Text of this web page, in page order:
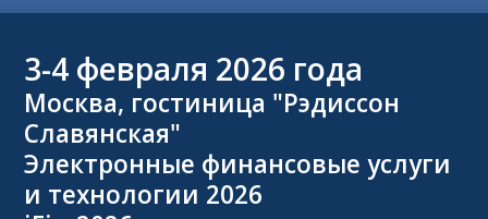
3-4 февраля 2026 года
Москва, гостиница "Рэдиссон
Славянская"
Электронные финансовые услуги
и технологии 2026